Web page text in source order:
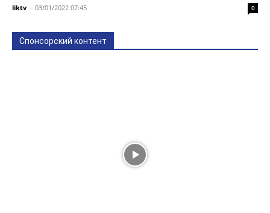
liktv - 03/01/2022 07:45 0
Спонсорский контент